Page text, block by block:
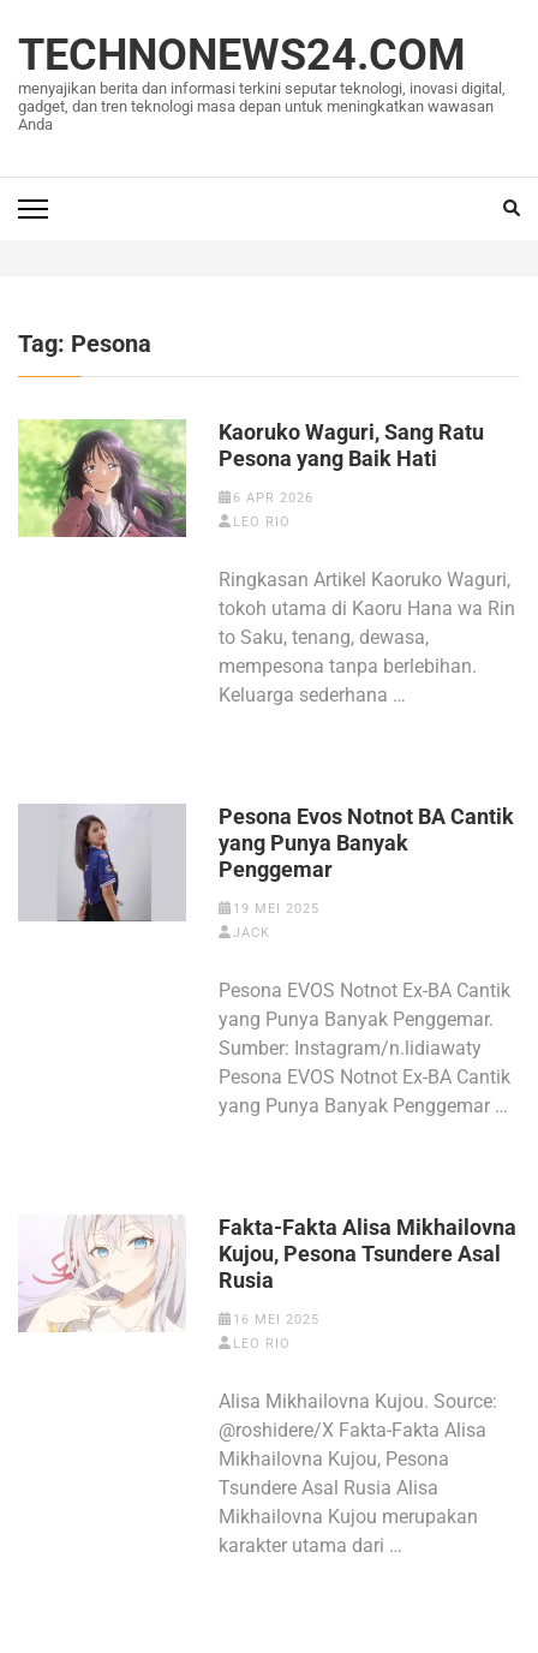
konten
(Tekan
Enter)
TECHNONEWS24.COM
menyajikan berita dan informasi terkini seputar teknologi, inovasi digital,
gadget, dan tren teknologi masa depan untuk meningkatkan wawasan
Anda
Tag: Pesona
Kaoruko Waguri, Sang Ratu
Pesona yang Baik Hati
6 APR 2026
LEO RIO
Ringkasan Artikel Kaoruko Waguri,
tokoh utama di Kaoru Hana wa Rin
to Saku, tenang, dewasa,
mempesona tanpa berlebihan.
Keluarga sederhana …
Pesona Evos Notnot BA Cantik
yang Punya Banyak
Penggemar
19 MEI 2025
JACK
Pesona EVOS Notnot Ex-BA Cantik
yang Punya Banyak Penggemar.
Sumber: Instagram/n.lidiawaty
Pesona EVOS Notnot Ex-BA Cantik
yang Punya Banyak Penggemar …
Fakta-Fakta Alisa Mikhailovna
Kujou, Pesona Tsundere Asal
Rusia
16 MEI 2025
LEO RIO
Alisa Mikhailovna Kujou. Source:
@roshidere/X Fakta-Fakta Alisa
Mikhailovna Kujou, Pesona
Tsundere Asal Rusia Alisa
Mikhailovna Kujou merupakan
karakter utama dari …